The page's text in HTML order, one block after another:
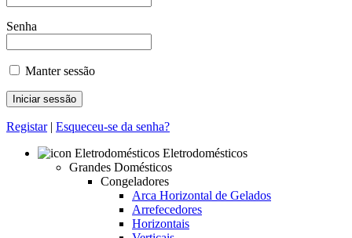
Senha
Manter sessão
Registar| Esqueceu-se da senha?
Eletrodomésticos
Grandes Domésticos
Congeladores
Arca Horizontal de Gelados
Arrefecedores
Horizontais